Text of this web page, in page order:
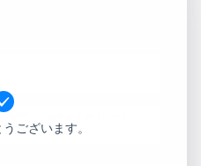
MM/YY
01/26 301
ございます。